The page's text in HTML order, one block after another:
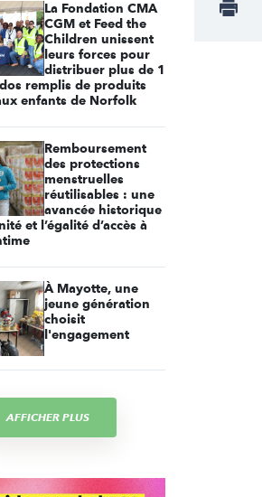
La Fondation CMA
CGM et Feed the
Children unissent
leurs forces pour
distribuer plus de 1
remplis de produits
enfants de Norfolk
Remboursement
des protections
menstruelles
réutilisables : une
avancée historique
et l’égalité d’accès à
À Mayotte, une
jeune génération
choisit
l'engagement
AFFICHER PLUS